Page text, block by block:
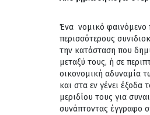
Ένα νομικό φαινόμενο
περισσότερους
την κατάσταση που
μεταξύ τους, ή σε
οικονομική αδυναμία
και στα εν γένει
μεριδίου τους για
συνάπτοντας έγγραφο